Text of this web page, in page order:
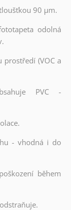
90 µm.
odolná
(VOC a
PVC -
- vhodná i do
během